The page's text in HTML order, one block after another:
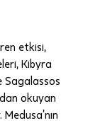
etkisi,
Kibyra
Sagalassos
okuyan